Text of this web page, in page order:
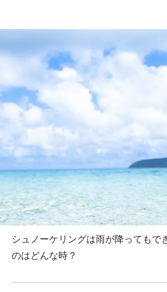
シュノーケリングは雨が降ってもで
のはどんな時？